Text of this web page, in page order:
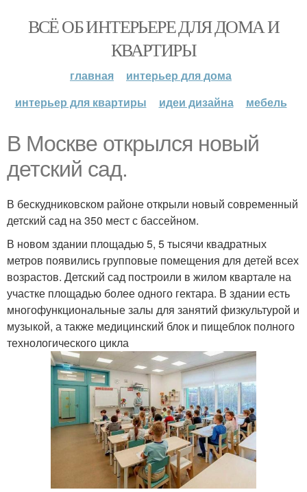
ВСЁ ОБ ИНТЕРЬЕРЕ ДЛЯ ДОМА И
КВАРТИРЫ
главная
интерьер для дома
интерьер для квартиры
идеи дизайна мебель
В Москве открылся новый
детский сад.
В бескудниковском районе открыли новый современный
детский сад на 350 мест с бассейном.
В новом здании площадью 5, 5 тысячи квадратных
метров появились групповые помещения для детей всех
возрастов. Детский сад построили в жилом квартале на
участке площадью более одного гектара. В здании есть
многофункциональные залы для занятий физкультурой и
музыкой, а также медицинский блок и пищеблок полного
технологического цикла